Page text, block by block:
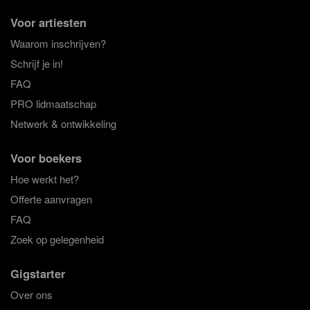
Voor artiesten
Waarom inschrijven?
Schrijf je in!
FAQ
PRO lidmaatschap
Netwerk & ontwikkeling
Voor boekers
Hoe werkt het?
Offerte aanvragen
FAQ
Zoek op gelegenheid
Gigstarter
Over ons